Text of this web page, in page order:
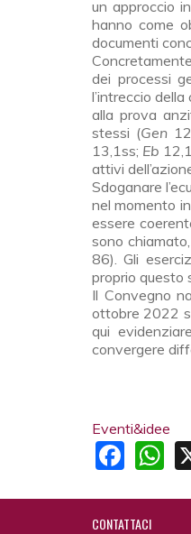
un approccio
hanno come
documenti
dei processi
l’intreccio
alla prova
stessi (Gen
13,1ss; Eb
attivi
Sdoganare
nel momento
essere
sono
86). Gli
proprio questo
Il Convegno
ottobre 2022
qui
convergere
Eventi&idee
CONTATTACI